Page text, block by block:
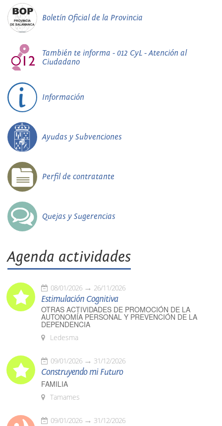
Boletín Oficial de la Provincia
También te informa - 012 CyL - Atención al
Ciudadano
Información
Ayudas y Subvenciones
Perfil de contratante
Quejas y Sugerencias
Agenda actividades
08/01/2026 26/11/2026
Estimulación Cognitiva
OTRAS ACTIVIDADES DE PROMOCIÓN DE LA
AUTONOMÍA PERSONAL Y PREVENCIÓN DE LA
DEPENDENCIA
Ledesma
09/01/2026 31/12/2026
Construyendo mi Futuro
FAMILIA
Tamames
09/01/2026 31/12/2026